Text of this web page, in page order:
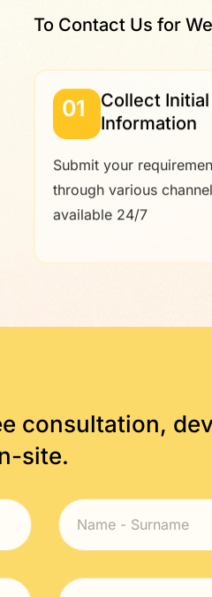
To Contact Us for
01
Collect Initial
Information
Submit your
through various
available 24/7
consultation,
site.